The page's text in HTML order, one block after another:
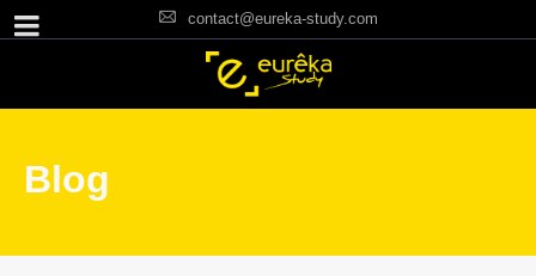
contact@eureka-study.com
Blog